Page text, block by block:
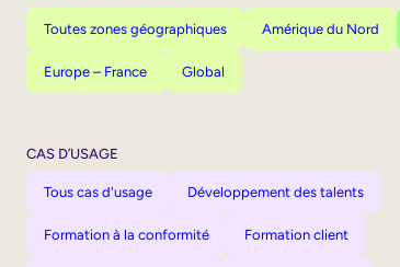
Toutes zones géographiques Amérique du Nord
Europe – France Global
CAS D’USAGE
Tous cas d'usage Développement des talents
Formation à la conformité Formation client